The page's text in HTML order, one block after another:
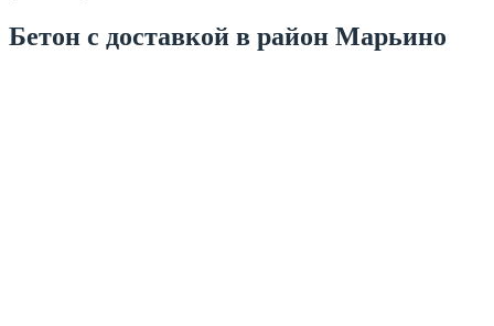
Бетон с доставкой в район Марьино